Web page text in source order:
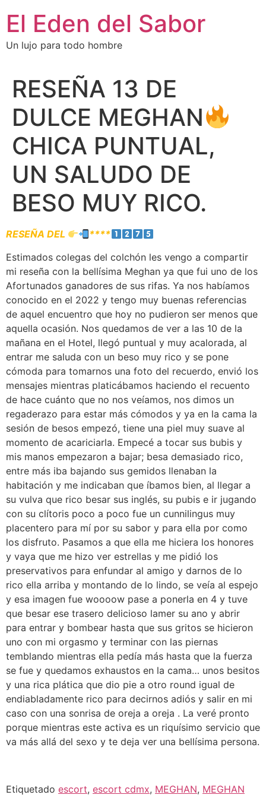
El Eden del Sabor
Un lujo para todo hombre
RESEÑA 13 DE
DULCE MEGHAN
CHICA PUNTUAL,
UN SALUDO DE
BESO MUY RICO.
RESEÑA DEL
****
Estimados colegas del colchón les vengo a compartir
mi reseña con la bellísima Meghan ya que fui uno de los
Afortunados ganadores de sus rifas. Ya nos habíamos
conocido en el 2022 y tengo muy buenas referencias
de aquel encuentro que hoy no pudieron ser menos que
aquella ocasión. Nos quedamos de ver a las 10 de la
mañana en el Hotel, llegó puntual y muy acalorada, al
entrar me saluda con un beso muy rico y se pone
cómoda para tomarnos una foto del recuerdo, envió los
mensajes mientras platicábamos haciendo el recuento
de hace cuánto que no nos veíamos, nos dimos un
regaderazo para estar más cómodos y ya en la cama la
sesión de besos empezó, tiene una piel muy suave al
momento de acariciarla. Empecé a tocar sus bubis y
mis manos empezaron a bajar; besa demasiado rico,
entre más iba bajando sus gemidos llenaban la
habitación y me indicaban que íbamos bien, al llegar a
su vulva que rico besar sus inglés, su pubis e ir jugando
con su clítoris poco a poco fue un cunnilingus muy
placentero para mí por su sabor y para ella por como
los disfruto. Pasamos a que ella me hiciera los honores
y vaya que me hizo ver estrellas y me pidió los
preservativos para enfundar al amigo y darnos de lo
rico ella arriba y montando de lo lindo, se veía al espejo
y esa imagen fue woooow pase a ponerla en 4 y tuve
que besar ese trasero delicioso lamer su ano y abrir
para entrar y bombear hasta que sus gritos se hicieron
uno con mi orgasmo y terminar con las piernas
temblando mientras ella pedía más hasta que la fuerza
se fue y quedamos exhaustos en la cama… unos besitos
y una rica plática que dio pie a otro round igual de
endiabladamente rico para decirnos adiós y salir en mi
caso con una sonrisa de oreja a oreja . La veré pronto
porque mientras este activa es un riquísimo servicio que
va más allá del sexo y te deja ver una bellísima persona.
Etiquetado escort, escort cdmx, MEGHAN, MEGHAN